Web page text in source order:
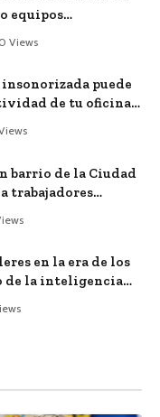
equipos
empresa
Views
insonorizada puede
de tu oficina
barrio de la Ciudad
trabajadores
mundo
en la era de los
de la inteligencia